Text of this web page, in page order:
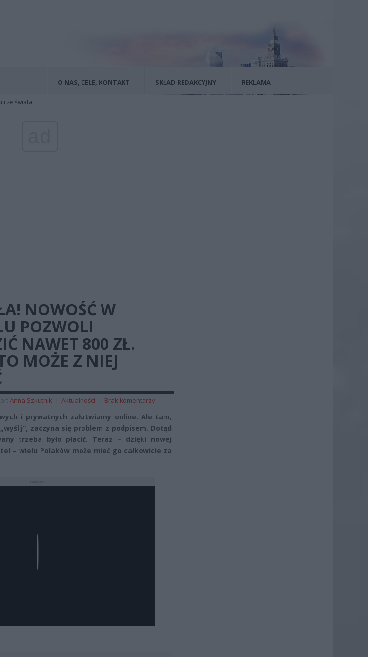
i ze świata
O NAS, CELE, KONTAKT SKŁAD REDAKCYJNY REKLAMA
NOWOŚĆ W
POZWOLI
NAWET 800 ZŁ.
MOŻE Z NIEJ
Anna Szkutnik | Aktualności | Brak komentarzy
i prywatnych załatwiamy online. Ale tam,
zaczyna się problem z podpisem. Dotąd
trzeba było płacić. Teraz – dzięki nowej
– wielu Polaków może mieć go całkowicie za